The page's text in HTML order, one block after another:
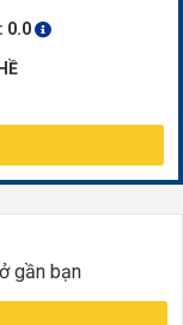
0.0
gần bạn